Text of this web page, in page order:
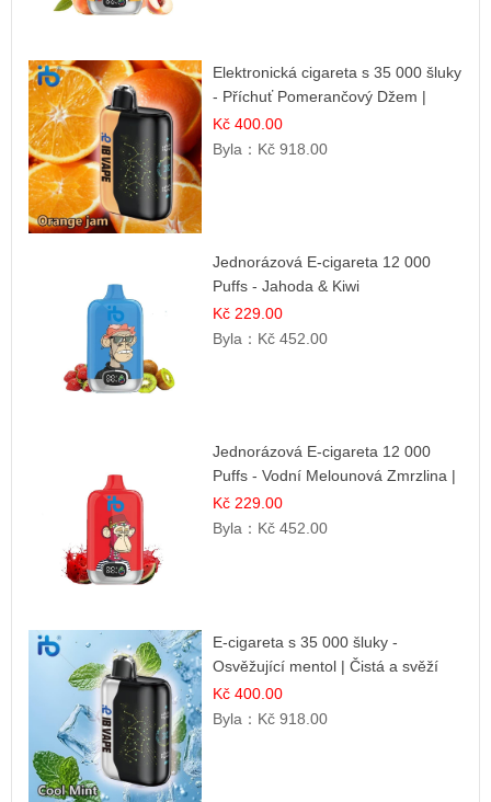
Elektronická cigareta s 35 000 šluky
- Příchuť Pomerančový Džem |
Dlouhotrvající zážitek
Kč 400.00
Byla： Kč 918.00
Jednorázová E-cigareta 12 000
Puffs - Jahoda & Kiwi
Kč 229.00
Byla： Kč 452.00
Jednorázová E-cigareta 12 000
Puffs - Vodní Melounová Zmrzlina |
Letní dezertní příchuť
Kč 229.00
Byla： Kč 452.00
E-cigareta s 35 000 šluky -
Osvěžující mentol | Čistá a svěží
chuť
Kč 400.00
Byla： Kč 918.00